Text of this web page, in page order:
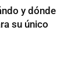
y dónde
su único